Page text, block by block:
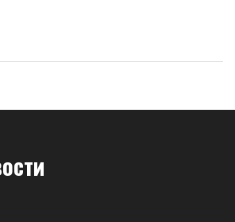
Китай убирает свои морские суда,